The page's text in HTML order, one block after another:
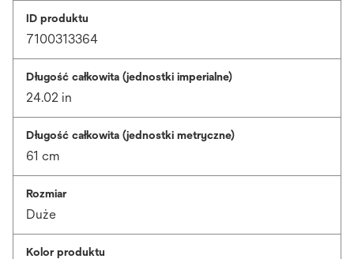
ID produktu
7100313364
Długość całkowita (jednostki imperialne)
24.02 in
Długość całkowita (jednostki metryczne)
61 cm
Rozmiar
Duże
Kolor produktu